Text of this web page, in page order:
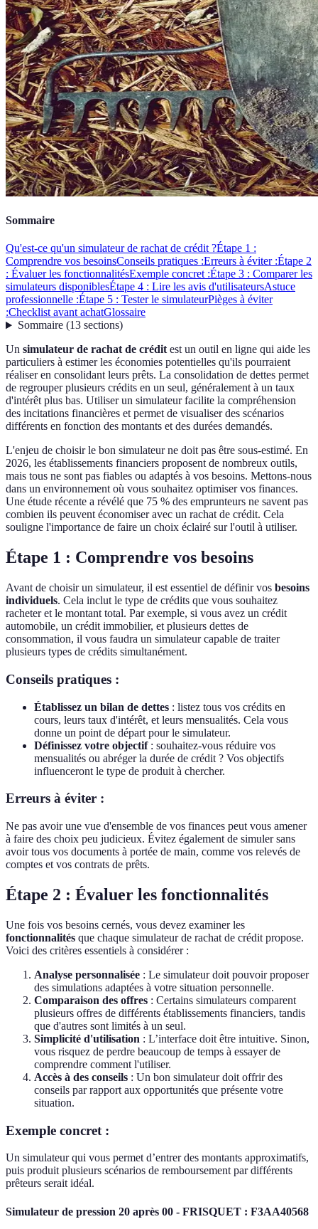
Sommaire
Qu'est-ce qu'un simulateur de rachat de crédit ?Étape 1 :
Comprendre vos besoinsConseils pratiques :Erreurs à éviter :Étape 2
: Évaluer les fonctionnalitésExemple concret :Étape 3 : Comparer les
simulateurs disponiblesÉtape 4 : Lire les avis d'utilisateursAstuce
professionnelle :Étape 5 : Tester le simulateurPièges à éviter
:Checklist avant achatGlossaire
Sommaire(13 sections)
Un simulateur de rachat de créditest un outil en ligne qui aide les
particuliers à estimer les économies potentielles qu'ils pourraient
réaliser en consolidant leurs prêts. La consolidation de dettes permet
de regrouper plusieurs crédits en un seul, généralement à un taux
d'intérêt plus bas. Utiliser un simulateur facilite la compréhension
des incitations financières et permet de visualiser des scénarios
différents en fonction des montants et des durées demandés.
L'enjeu de choisir le bon simulateur ne doit pas être sous-estimé. En
2026, les établissements financiers proposent de nombreux outils,
mais tous ne sont pas fiables ou adaptés à vos besoins. Mettons-nous
dans un environnement où vous souhaitez optimiser vos finances.
Une étude récente a révélé que 75 % des emprunteurs ne savent pas
combien ils peuvent économiser avec un rachat de crédit. Cela
souligne l'importance de faire un choix éclairé sur l'outil à utiliser.
Étape 1 : Comprendre vos besoins
Avant de choisir un simulateur, il est essentiel de définir vos besoins
individuels. Cela inclut le type de crédits que vous souhaitez
racheter et le montant total. Par exemple, si vous avez un crédit
automobile, un crédit immobilier, et plusieurs dettes de
consommation, il vous faudra un simulateur capable de traiter
plusieurs types de crédits simultanément.
Conseils pratiques :
Établissez un bilan de dettes : listez tous vos crédits en
cours, leurs taux d'intérêt, et leurs mensualités. Cela vous
donne un point de départ pour le simulateur.
Définissez votre objectif: souhaitez-vous réduire vos
mensualités ou abréger la durée de crédit ? Vos objectifs
influenceront le type de produit à chercher.
Erreurs à éviter :
Ne pas avoir une vue d'ensemble de vos finances peut vous amener
à faire des choix peu judicieux. Évitez également de simuler sans
avoir tous vos documents à portée de main, comme vos relevés de
comptes et vos contrats de prêts.
Étape 2 : Évaluer les fonctionnalités
Une fois vos besoins cernés, vous devez examiner les
fonctionnalités que chaque simulateur de rachat de crédit propose.
Voici des critères essentiels à considérer :
Analyse personnalisée : Le simulateur doit pouvoir proposer
des simulations adaptées à votre situation personnelle.
Comparaison des offres : Certains simulateurs comparent
plusieurs offres de différents établissements financiers, tandis
que d'autres sont limités à un seul.
Simplicité d'utilisation : L’interface doit être intuitive. Sinon,
vous risquez de perdre beaucoup de temps à essayer de
comprendre comment l'utiliser.
Accès à des conseils : Un bon simulateur doit offrir des
conseils par rapport aux opportunités que présente votre
situation.
Exemple concret :
Un simulateur qui vous permet d’entrer des montants approximatifs,
puis produit plusieurs scénarios de remboursement par différents
prêteurs serait idéal.
Simulateur de pression 20 après 00 - FRISQUET : F3AA40568